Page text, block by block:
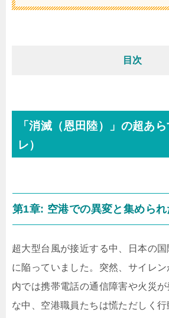
目次
「消滅（恩田陸）」の超あ
レ）
第1章: 空港での異変と集められ
超大型台風が接近する中、日本の
に陥っていました。突然、サイレ
内では携帯電話の通信障害や火災
な中、空港職員たちは慌ただしく